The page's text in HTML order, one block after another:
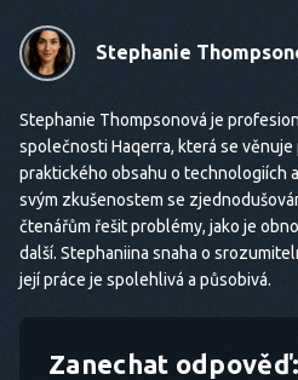
Stephanie
Stephanie Thompsonová je
společnosti Haqerra, která se
praktického obsahu o technologiích
svým zkušenostem se
čtenářům řešit problémy, jako je
další. Stephaniina snaha o
její práce je spolehlivá a působivá.
Zanechat odpověď: